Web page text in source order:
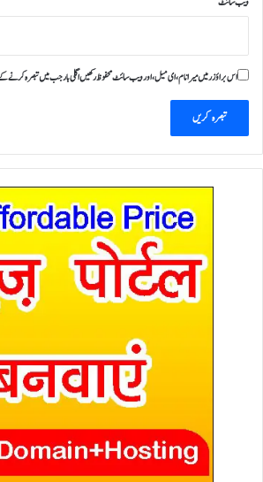
اس براؤزر میں میرا نام، ای میل، اور ویب سائٹ محفوظ رکھیں اگلی بار جب میں تبصرہ